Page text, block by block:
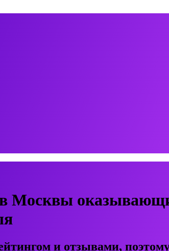
Москвы
и отзывами,